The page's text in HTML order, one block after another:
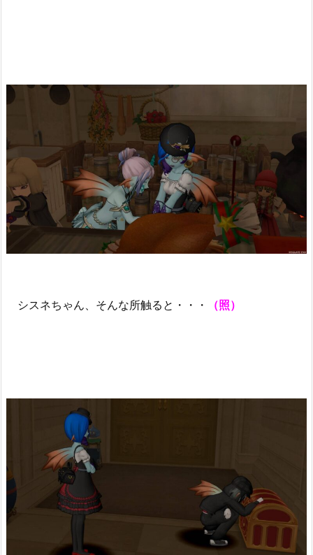
シスネちゃん、そんな所触ると・・・ （照）